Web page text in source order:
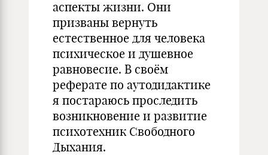
аспекты жизни. Они
призваны вернуть
естественное для человека
психическое и душевное
равновесие. В своём
реферате по аутодидактике
я постараюсь проследить
возникновение и развитие
психотехник Свободного
Дыхания.